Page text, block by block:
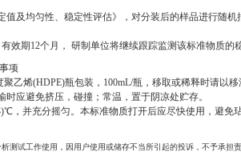
值及均匀性、稳定性评估》，对分装后的样品进行随
期12个月， 研制单位将继续跟踪监测该标准物质的
项
乙烯(HDPE)瓶包装，100mL/瓶，移取或稀释时请以移
避免挤压，碰撞；常温，置于阴凉处贮存。
并充分摇匀。本标准物质打开后应尽快使用，避免玷
测试工作使用，因用户使用或储存不当所引起的投诉，不予承担责